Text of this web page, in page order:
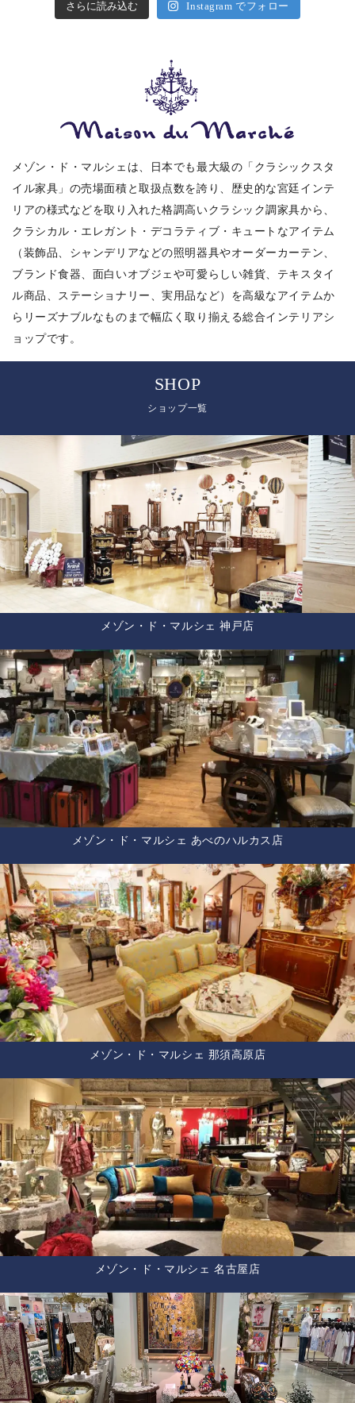
さらに読み込む Instagram でフォロー
メゾン・ド・マルシェは、日本でも最大級の「クラシックスタ
イル家具」の売場面積と取扱点数を誇り、歴史的な宮廷インテ
リアの様式などを取り入れた格調高いクラシック調家具から、
クラシカル・エレガント・デコラティブ・キュートなアイテム
（装飾品、シャンデリアなどの照明器具やオーダーカーテン、
ブランド食器、面白いオブジェや可愛らしい雑貨、テキスタイ
ル商品、ステーショナリー、実用品など）を高級なアイテムか
らリーズナブルなものまで幅広く取り揃える総合インテリアシ
ョップです。
SHOP
ショップ一覧
メゾン・ド・マルシェ 神戸店
メゾン・ド・マルシェ あべのハルカス店
メゾン・ド・マルシェ 那須高原店
メゾン・ド・マルシェ 名古屋店